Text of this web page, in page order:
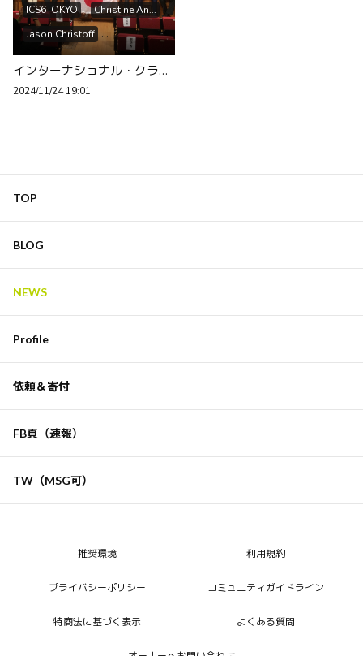
ICS6TOKYO
Christine An...
Jason Christoff
Andrea Stram...
Miki Gibo
村上康史
インターナショナル・クライシス(コビッド)サミットの、内容はあまり伝えられてい無かったですよね！？
2024/11/24 19:01
TOP
BLOG
NEWS
Profile
依頼＆寄付
FB頁（速報）
TW（MSG可）
推奨環境 利用規約
プライバシーポリシー コミュニティガイドライン
特商法に基づく表示 よくある質問